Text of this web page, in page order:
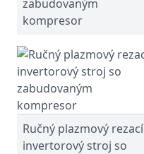
zabudovaným
kompresor
Ručný plazmový rezací
invertorový stroj so